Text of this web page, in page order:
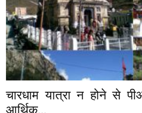
चारधाम यात्रा न होने से